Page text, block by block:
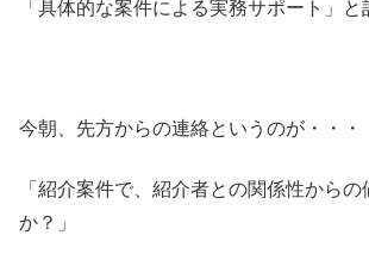
「具体的な案件による実務サポート」と
今朝、先方からの連絡というのが・・・
「紹介案件で、紹介者との関係性から
か？」